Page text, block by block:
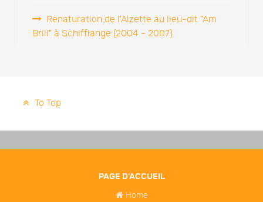
Renaturation de l'Alzette au lieu-dit "Am
Brill" à Schifflange (2004 - 2007)
To Top
PAGE D'ACCUEIL
Home